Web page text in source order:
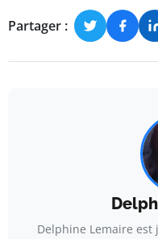
Partager :
Delphine Lemaire